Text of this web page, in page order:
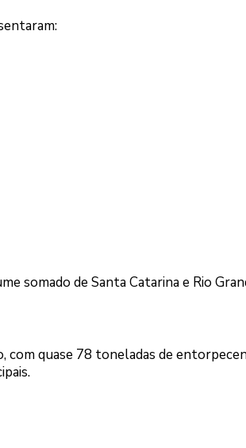
somado de Santa Catarina e Rio
com quase 78 toneladas de